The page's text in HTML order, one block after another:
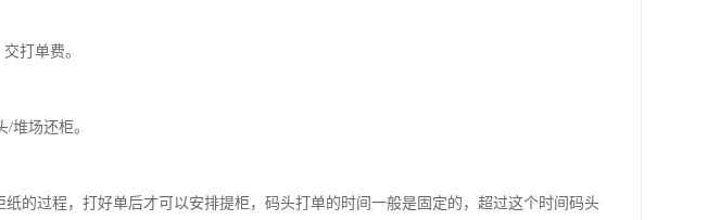
打单费。
堆场还柜。
的过程，打好单后才可以安排提柜，码头打单的时间一般是固定的，超过这个时间码头